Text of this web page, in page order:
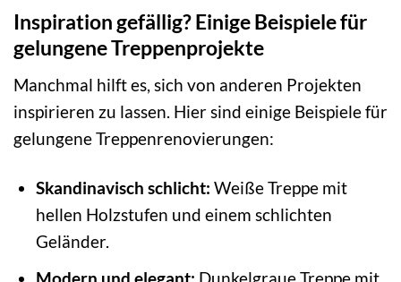
Inspiration gefällig? Einige Beispiele für
gelungene Treppenprojekte
Manchmal hilft es, sich von anderen Projekten
inspirieren zu lassen. Hier sind einige Beispiele für
gelungene Treppenrenovierungen:
Skandinavisch schlicht: Weiße Treppe mit
hellen Holzstufen und einem schlichten
Geländer.